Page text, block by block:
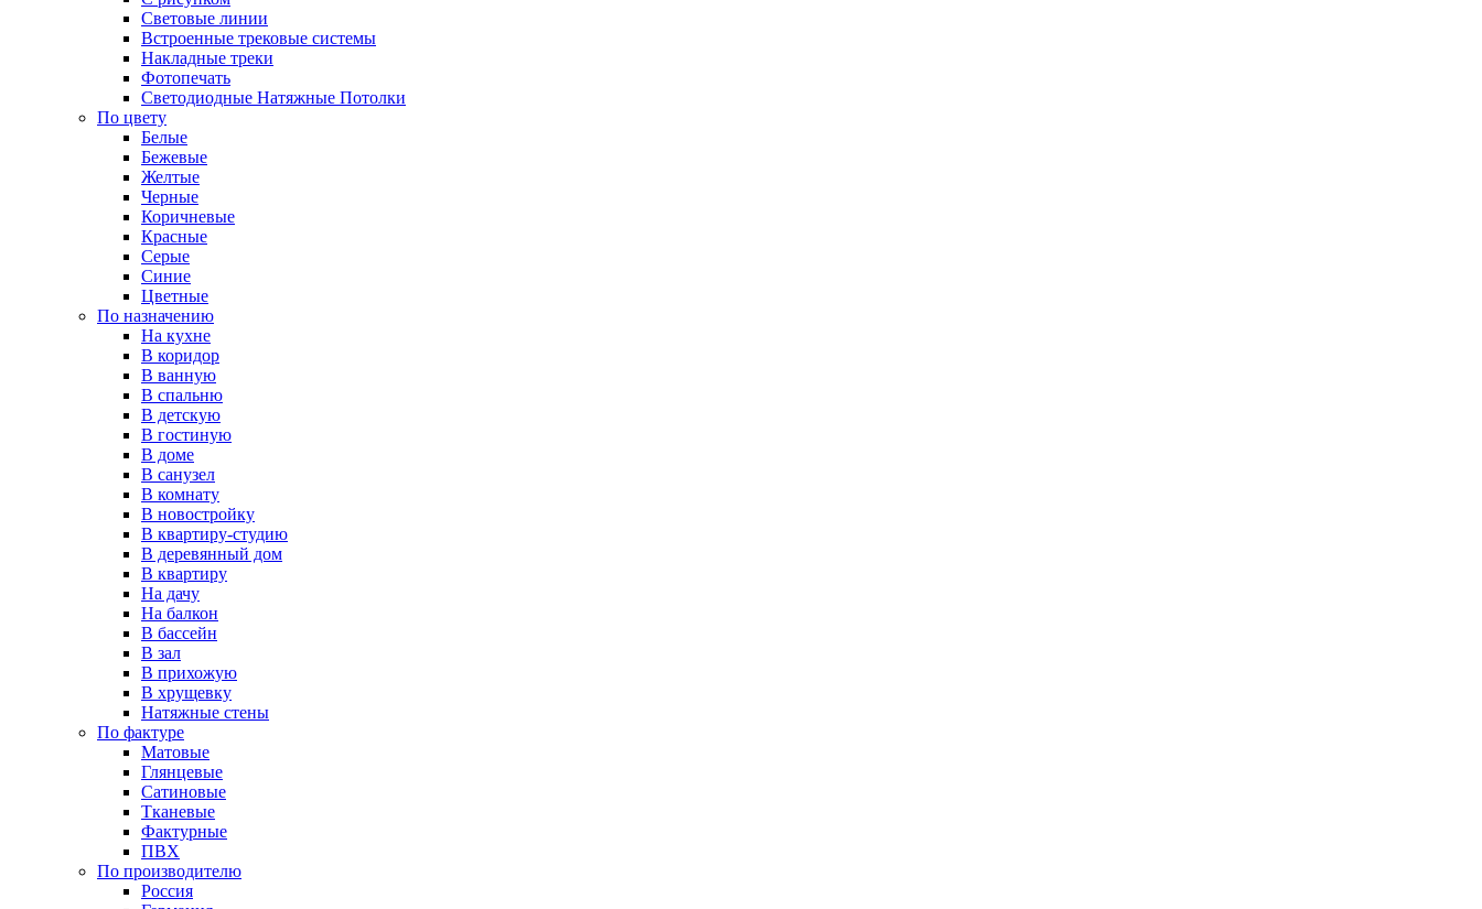
Световые линии
Встроенные трековые системы
Накладные треки
Фотопечать
Светодиодные Натяжные Потолки
По цвету
Белые
Бежевые
Желтые
Черные
Коричневые
Красные
Серые
Синие
Цветные
По назначению
На кухне
В коридор
В ванную
В спальню
В детскую
В гостиную
В доме
В санузел
В комнату
В новостройку
В квартиру-студию
В деревянный дом
В квартиру
На дачу
На балкон
В бассейн
В зал
В прихожую
В хрущевку
Натяжные стены
По фактуре
Матовые
Глянцевые
Сатиновые
Тканевые
Фактурные
ПВХ
По производителю
Россия